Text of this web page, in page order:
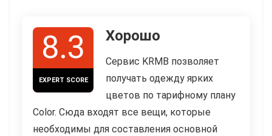
8.3
EXPERT SCORE
Хорошо
Сервис KRMB позволяет
получать одежду ярких
цветов по тарифному плану
Color. Сюда входят все вещи, которые
необходимы для составления основной